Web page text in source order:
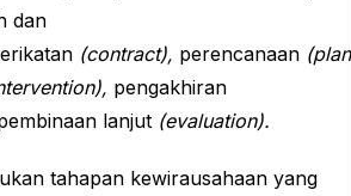
dan
(contract), perencanaan
pengakhiran
lanjut (evaluation).
tahapan kewirausahaan yang